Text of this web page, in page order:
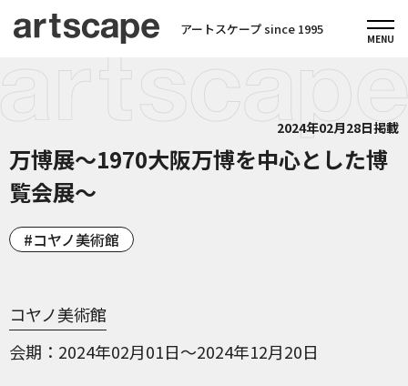
アートスケープ since 1995
2024年02月28日掲載
万博展～1970大阪万博を中心とした博
覧会展～
コヤノ美術館
コヤノ美術館
会期
2024年02月01日～2024年12月20日